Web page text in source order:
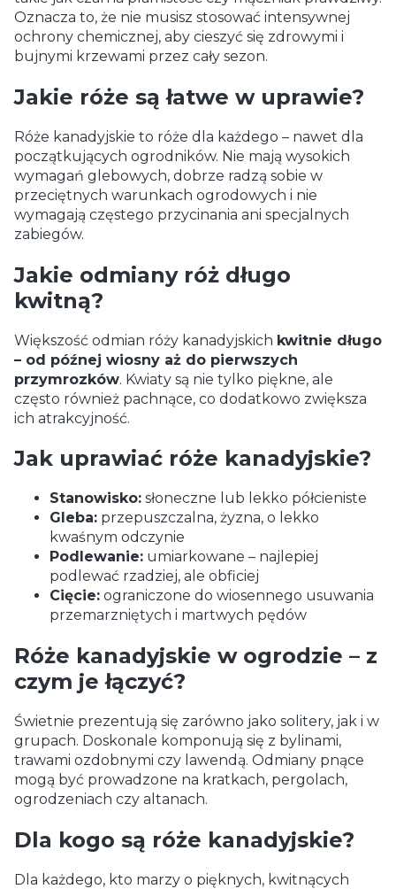
Oznacza to, że nie musisz stosować intensywnej
ochrony chemicznej, aby cieszyć się zdrowymi i
bujnymi krzewami przez cały sezon.
Jakie róże są łatwe w uprawie?
Róże kanadyjskie to róże dla każdego – nawet dla
początkujących ogrodników. Nie mają wysokich
wymagań glebowych, dobrze radzą sobie w
przeciętnych warunkach ogrodowych i nie
wymagają częstego przycinania ani specjalnych
zabiegów.
Jakie odmiany róż długo
kwitną?
Większość odmian róży kanadyjskich kwitnie długo
– od późnej wiosny aż do pierwszych
przymrozków. Kwiaty są nie tylko piękne, ale
często również pachnące, co dodatkowo zwiększa
ich atrakcyjność.
Jak uprawiać róże kanadyjskie?
Stanowisko: słoneczne lub lekko półcieniste
Gleba: przepuszczalna, żyzna, o lekko
kwaśnym odczynie
Podlewanie: umiarkowane – najlepiej
podlewać rzadziej, ale obficiej
Cięcie: ograniczone do wiosennego usuwania
przemarzniętych i martwych pędów
Róże kanadyjskie w ogrodzie – z
czym je łączyć?
Świetnie prezentują się zarówno jako solitery, jak i w
grupach. Doskonale komponują się z bylinami,
trawami ozdobnymi czy lawendą. Odmiany pnące
mogą być prowadzone na kratkach, pergolach,
ogrodzeniach czy altanach.
Dla kogo są róże kanadyjskie?
Dla każdego, kto marzy o pięknych, kwitnących